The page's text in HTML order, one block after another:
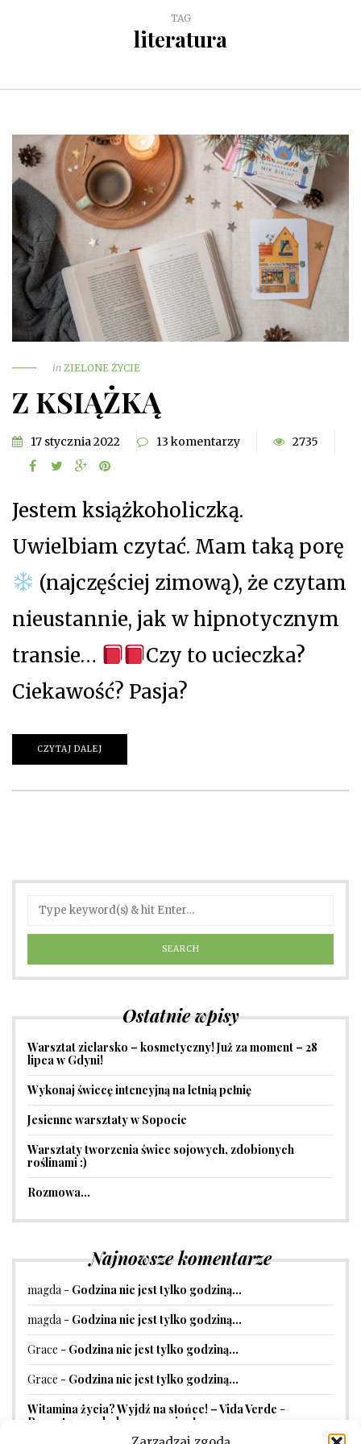
TAG
literatura
in ZIELONE ŻYCIE
Z KSIĄŻKĄ
17 stycznia 2022 13 komentarzy 2735
Jestem książkoholiczką.
Uwielbiam czytać. Mam taką porę
(najczęściej zimową), że czytam
nieustannie, jak w hipnotycznym
transie…
Czy to ucieczka?
Ciekawość? Pasja?
CZYTAJ DALEJ
Ostatnie wpisy
Warsztat zielarsko – kosmetyczny! Już za moment – 28
lipca w Gdyni!
Wykonaj świecę intencyjną na letnią pełnię
Jesienne warsztaty w Sopocie
Warsztaty tworzenia świec sojowych, zdobionych
roślinami :)
Rozmowa…
Najnowsze komentarze
magda - Godzina nie jest tylko godziną…
magda - Godzina nie jest tylko godziną…
Grace - Godzina nie jest tylko godziną…
Grace - Godzina nie jest tylko godziną…
Witamina życia? Wyjdź na słońce! – Vida Verde -
Receptura na balsam przeciwsłoneczny